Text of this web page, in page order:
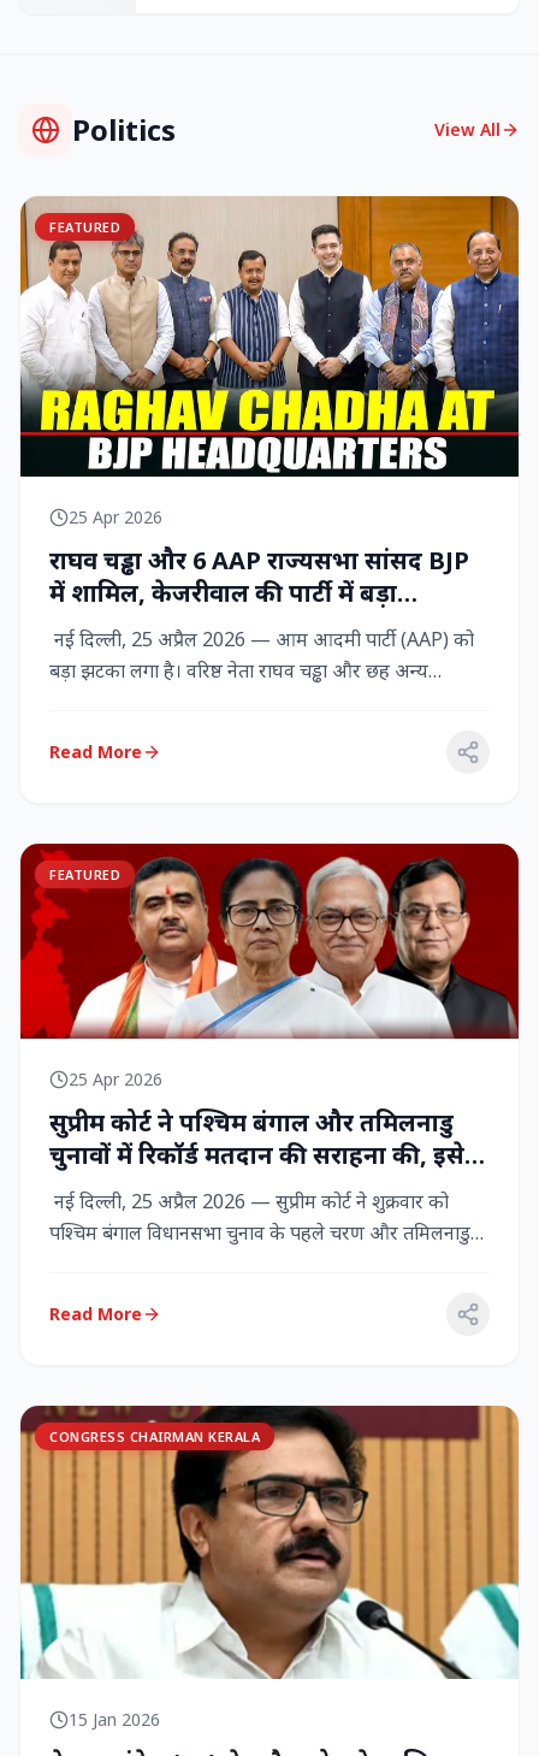
Politics View All
FEATURED
25 Apr 2026
राघव चड्ढा और 6 AAP राज्‍यसभा सांसद BJP
में शामिल, केजरीवाल की पार्टी में बड़ा
राजनीतिक विद्रोह
नई दिल्ली, 25 अप्रैल 2026 — आम आदमी पार्टी (AAP) को
बड़ा झटका लगा है। वरिष्ठ नेता राघव चड्ढा और छह अन्य
Read More
FEATURED
25 Apr 2026
सुप्रीम कोर्ट ने पश्चिम बंगाल और तमिलनाडु
चुनावों में रिकॉर्ड मतदान की सराहना की, इसे
नागरिक शक्ति का प्रदर्शन बताया
नई दिल्ली, 25 अप्रैल 2026 — सुप्रीम कोर्ट ने शुक्रवार को
पश्चिम बंगाल विधानसभा चुनाव के पहले चरण और तमिलनाडु
Read More
CONGRESS CHAIRMAN KERALA
15 Jan 2026